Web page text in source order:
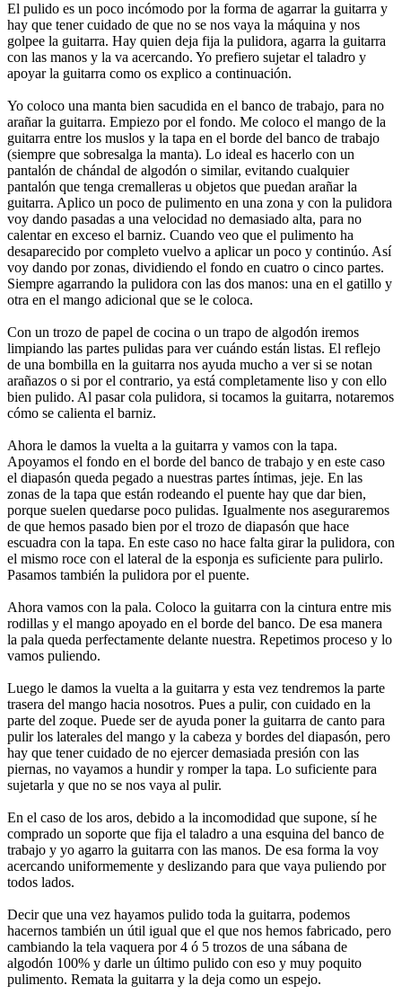
El pulido es un poco incómodo por la forma de agarrar la guitarra y
hay que tener cuidado de que no se nos vaya la máquina y nos
golpee la guitarra. Hay quien deja fija la pulidora, agarra la guitarra
con las manos y la va acercando. Yo prefiero sujetar el taladro y
apoyar la guitarra como os explico a continuación.
Yo coloco una manta bien sacudida en el banco de trabajo, para no
arañar la guitarra. Empiezo por el fondo. Me coloco el mango de la
guitarra entre los muslos y la tapa en el borde del banco de trabajo
(siempre que sobresalga la manta). Lo ideal es hacerlo con un
pantalón de chándal de algodón o similar, evitando cualquier
pantalón que tenga cremalleras u objetos que puedan arañar la
guitarra. Aplico un poco de pulimento en una zona y con la pulidora
voy dando pasadas a una velocidad no demasiado alta, para no
calentar en exceso el barniz. Cuando veo que el pulimento ha
desaparecido por completo vuelvo a aplicar un poco y continúo. Así
voy dando por zonas, dividiendo el fondo en cuatro o cinco partes.
Siempre agarrando la pulidora con las dos manos: una en el gatillo y
otra en el mango adicional que se le coloca.
Con un trozo de papel de cocina o un trapo de algodón iremos
limpiando las partes pulidas para ver cuándo están listas. El reflejo
de una bombilla en la guitarra nos ayuda mucho a ver si se notan
arañazos o si por el contrario, ya está completamente liso y con ello
bien pulido. Al pasar cola pulidora, si tocamos la guitarra, notaremos
cómo se calienta el barniz.
Ahora le damos la vuelta a la guitarra y vamos con la tapa.
Apoyamos el fondo en el borde del banco de trabajo y en este caso
el diapasón queda pegado a nuestras partes íntimas, jeje. En las
zonas de la tapa que están rodeando el puente hay que dar bien,
porque suelen quedarse poco pulidas. Igualmente nos aseguraremos
de que hemos pasado bien por el trozo de diapasón que hace
escuadra con la tapa. En este caso no hace falta girar la pulidora, con
el mismo roce con el lateral de la esponja es suficiente para pulirlo.
Pasamos también la pulidora por el puente.
Ahora vamos con la pala. Coloco la guitarra con la cintura entre mis
rodillas y el mango apoyado en el borde del banco. De esa manera
la pala queda perfectamente delante nuestra. Repetimos proceso y lo
vamos puliendo.
Luego le damos la vuelta a la guitarra y esta vez tendremos la parte
trasera del mango hacia nosotros. Pues a pulir, con cuidado en la
parte del zoque. Puede ser de ayuda poner la guitarra de canto para
pulir los laterales del mango y la cabeza y bordes del diapasón, pero
hay que tener cuidado de no ejercer demasiada presión con las
piernas, no vayamos a hundir y romper la tapa. Lo suficiente para
sujetarla y que no se nos vaya al pulir.
En el caso de los aros, debido a la incomodidad que supone, sí he
comprado un soporte que fija el taladro a una esquina del banco de
trabajo y yo agarro la guitarra con las manos. De esa forma la voy
acercando uniformemente y deslizando para que vaya puliendo por
todos lados.
Decir que una vez hayamos pulido toda la guitarra, podemos
hacernos también un útil igual que el que nos hemos fabricado, pero
cambiando la tela vaquera por 4 ó 5 trozos de una sábana de
algodón 100% y darle un último pulido con eso y muy poquito
pulimento. Remata la guitarra y la deja como un espejo.